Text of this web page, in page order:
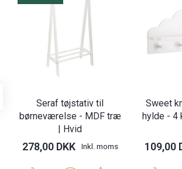
Seraf tøjstativ til
børneværelse - MDF træ
| Hvid
278,00 DKK Inkl. moms
Sweet
hylde - 4
109,00